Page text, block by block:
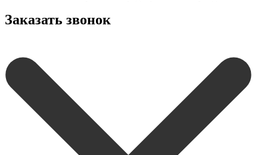
Заказать звонок